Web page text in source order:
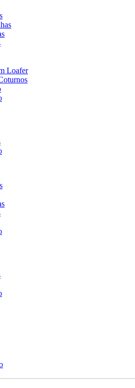
Loafer